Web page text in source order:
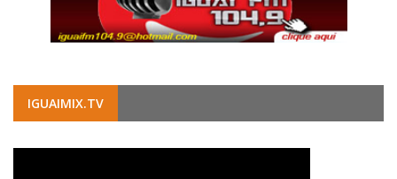
IGUAIMIX.TV